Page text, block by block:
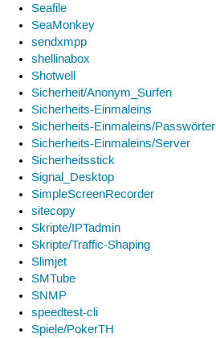
Seafile
SeaMonkey
sendxmpp
shellinabox
Shotwell
Sicherheit/Anonym_Surfen
Sicherheits-Einmaleins
Sicherheits-Einmaleins/Passwörter
Sicherheits-Einmaleins/Server
Sicherheitsstick
Signal_Desktop
SimpleScreenRecorder
sitecopy
Skripte/IPTadmin
Skripte/Traffic-Shaping
Slimjet
SMTube
SNMP
speedtest-cli
Spiele/PokerTH